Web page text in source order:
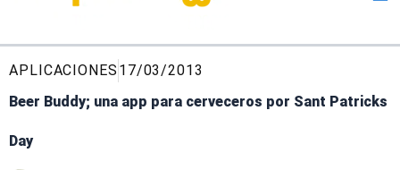
APLICACIONES 17/03/2013
Beer Buddy; una app para cerveceros por Sant Patricks
Day